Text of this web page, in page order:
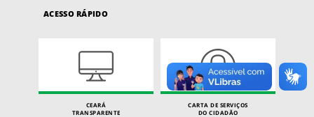
ACESSO RÁPIDO
CEARÁ
TRANSPARENTE
CARTA DE SERVIÇOS
DO CIDADÃO